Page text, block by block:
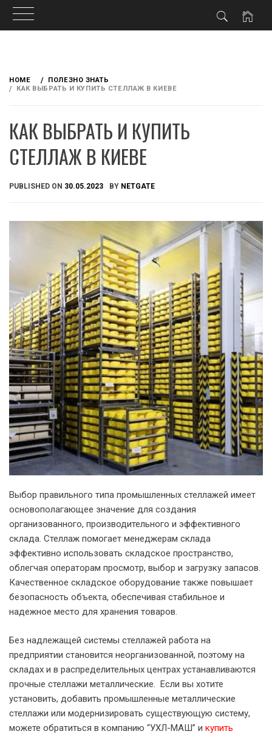
content
HOME
ПОЛЕЗНО ЗНАТЬ
КАК ВЫБРАТЬ И КУПИТЬ СТЕЛЛАЖ В КИЕВЕ
КАК ВЫБРАТЬ И КУПИТЬ
СТЕЛЛАЖ В КИЕВЕ
PUBLISHED ON 30.05.2023 BY NETGATE
Выбор правильного типа промышленных стеллажей имеет
основополагающее значение для создания
организованного, производительного и эффективного
склада. Стеллаж помогает менеджерам склада
эффективно использовать складское пространство,
облегчая операторам просмотр, выбор и загрузку запасов.
Качественное складское оборудование также повышает
безопасность объекта, обеспечивая стабильное и
надежное место для хранения товаров.
Без надлежащей системы стеллажей работа на
предприятии становится неорганизованной, поэтому на
складах и в распределительных центрах устанавливаются
прочные стеллажи металлические. Если вы хотите
установить, добавить промышленные металлические
стеллажи или модернизировать существующую систему,
можете обратиться в компанию “УХЛ-МАШ” и купить